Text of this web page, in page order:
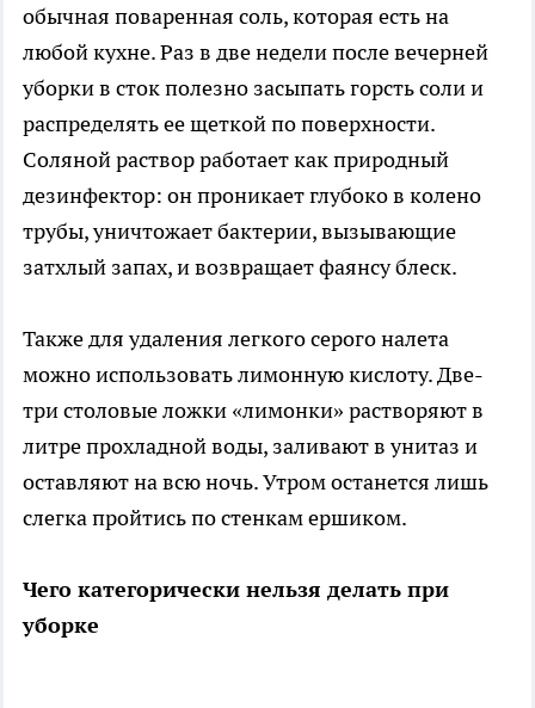
обычная поваренная соль, которая есть на
любой кухне. Раз в две недели после вечерней
уборки в сток полезно засыпать горсть соли и
распределять ее щеткой по поверхности.
Соляной раствор работает как природный
дезинфектор: он проникает глубоко в колено
трубы, уничтожает бактерии, вызывающие
затхлый запах, и возвращает фаянсу блеск.
Также для удаления легкого серого налета
можно использовать лимонную кислоту. Две-
три столовые ложки «лимонки» растворяют в
литре прохладной воды, заливают в унитаз и
оставляют на всю ночь. Утром останется лишь
слегка пройтись по стенкам ершиком.
Чего категорически нельзя делать при
уборке